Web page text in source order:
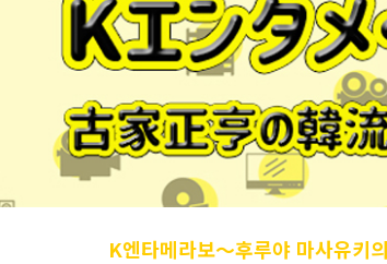
K엔타메라보～후루야 마사유키